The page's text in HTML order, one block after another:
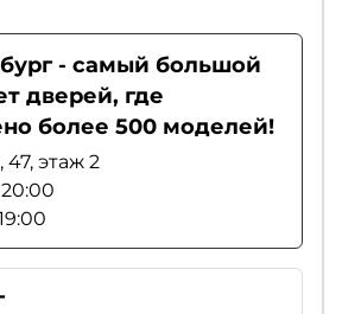
- самый большой
дверей, где
более 500 моделей!
этаж 2